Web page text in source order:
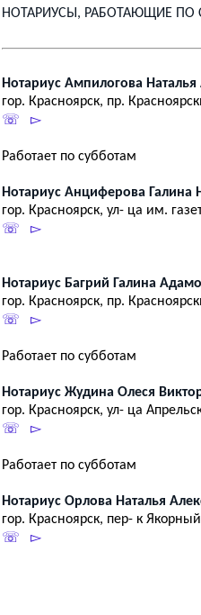
НОТАРИУСЫ, РАБОТАЮЩИЕ ПО
Нотариус Ампилогова
гор. Красноярск, пp.
☏ ▻
Работает по субботам
Нотариус Анциферова Галина
гор. Красноярск, ул- ца им.
☏ ▻
Нотариус Багрий Галина
гор. Красноярск, пp.
☏ ▻
Работает по субботам
Нотариус Жудина Олеся
гор. Красноярск, ул- ца
☏ ▻
Работает по субботам
Нотариус Орлова Наталья
гор. Красноярск, пер- к
☏ ▻